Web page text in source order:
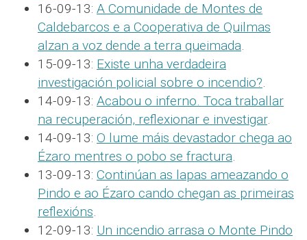
16-09-13: A Comunidade de Montes de
Caldebarcos e a Cooperativa de Quilmas
alzan a voz dende a terra queimada.
15-09-13: Existe unha verdadeira
investigación policial sobre o incendio?.
14-09-13: Acabou o inferno. Toca traballar
na recuperación, reflexionar e investigar.
14-09-13: O lume máis devastador chega ao
Ézaro mentres o pobo se fractura.
13-09-13: Continúan as lapas ameazando o
Pindo e ao Ézaro cando chegan as primeiras
reflexións.
12-09-13: Un incendio arrasa o Monte Pindo